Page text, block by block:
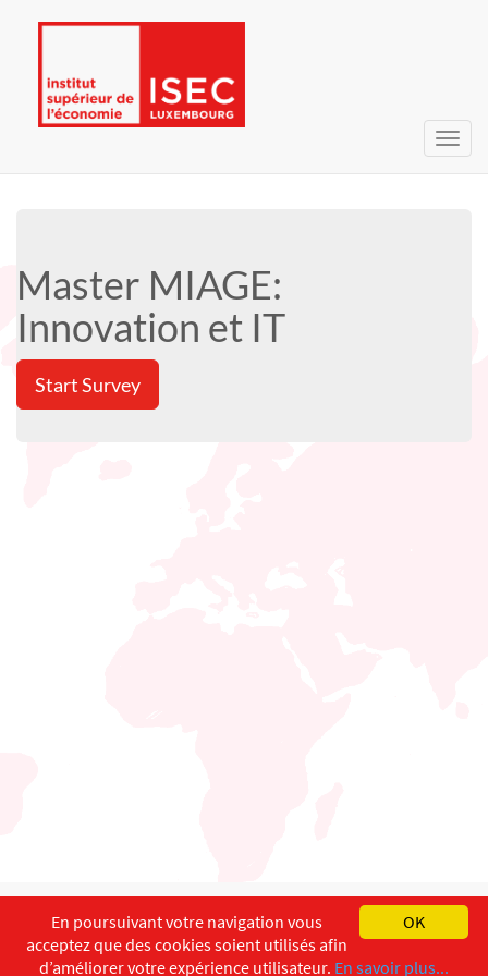
Master MIAGE:
Innovation et IT
Start Survey
English Français
Copyright ©ISEC-AdW Impressum
OK
En poursuivant votre navigation vous
acceptez que des cookies soient utilisés afin
d’améliorer votre expérience utilisateur. En savoir plus...